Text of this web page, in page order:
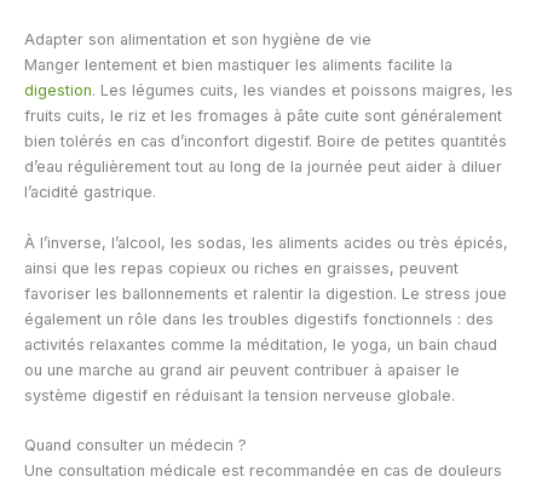
Adapter son alimentation et son hygiène de vie
Manger lentement et bien mastiquer les aliments facilite la
digestion. Les légumes cuits, les viandes et poissons maigres, les
fruits cuits, le riz et les fromages à pâte cuite sont généralement
bien tolérés en cas d’inconfort digestif. Boire de petites quantités
d’eau régulièrement tout au long de la journée peut aider à diluer
l’acidité gastrique.
À l’inverse, l’alcool, les sodas, les aliments acides ou très épicés,
ainsi que les repas copieux ou riches en graisses, peuvent
favoriser les ballonnements et ralentir la digestion. Le stress joue
également un rôle dans les troubles digestifs fonctionnels : des
activités relaxantes comme la méditation, le yoga, un bain chaud
ou une marche au grand air peuvent contribuer à apaiser le
système digestif en réduisant la tension nerveuse globale.
Quand consulter un médecin ?
Une consultation médicale est recommandée en cas de douleurs